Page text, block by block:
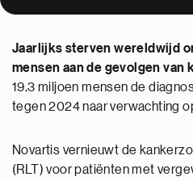
Jaarlijks sterven wereldwijd
mensen aan de gevolgen van
19,3 miljoen mensen de
tegen 2024 naar verwachting
Novartis vernieuwt de
(RLT) voor patiënten met